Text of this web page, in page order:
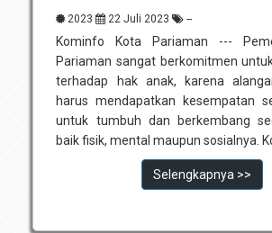
2023 22 Juli 2023 --
Kominfo Kota Pariaman ---
Pariaman sangat berkomitmen
terhadap hak anak, karena
harus mendapatkan kesempatan
untuk tumbuh dan ber­kembang
baik fisik, mental maupun sosialnya.
Selengkapnya >>